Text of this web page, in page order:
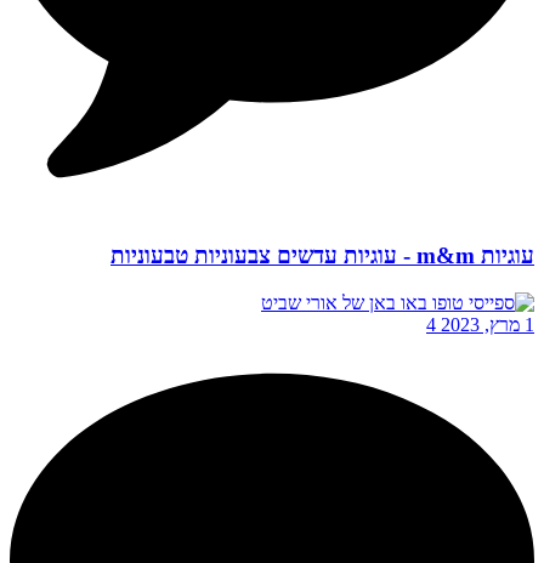
עוגיות m&m - עוגיות עדשים צבעוניות טבעוניות
1 מרץ, 2023 4